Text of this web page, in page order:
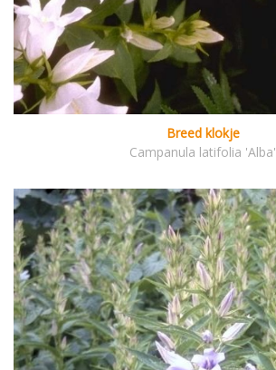
Breed klokje
Campanula latifolia 'Alba'